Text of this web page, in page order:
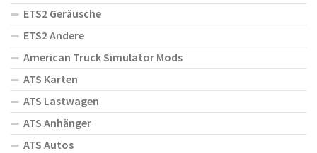
ETS2 Geräusche
ETS2 Andere
American Truck Simulator Mods
ATS Karten
ATS Lastwagen
ATS Anhänger
ATS Autos